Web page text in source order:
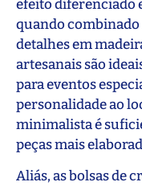
efeito diferenciado
quando
detalhes em
artesanais são
para eventos
personalidade ao
minimalista é
peças mais
Aliás, as bolsas de